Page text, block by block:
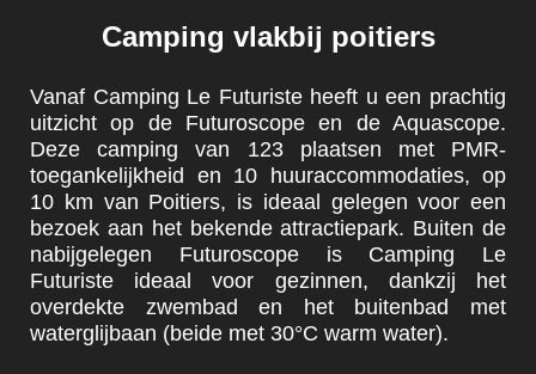
Camping vlakbij poitiers
Vanaf Camping Le Futuriste heeft u een prachtig
uitzicht op de Futuroscope en de Aquascope.
Deze camping van 123 plaatsen met PMR-
toegankelijkheid en 10 huuraccommodaties, op
10 km van Poitiers, is ideaal gelegen voor een
bezoek aan het bekende attractiepark. Buiten de
nabijgelegen Futuroscope is Camping Le
Futuriste ideaal voor gezinnen, dankzij het
overdekte zwembad en het buitenbad met
waterglijbaan (beide met 30°C warm water).